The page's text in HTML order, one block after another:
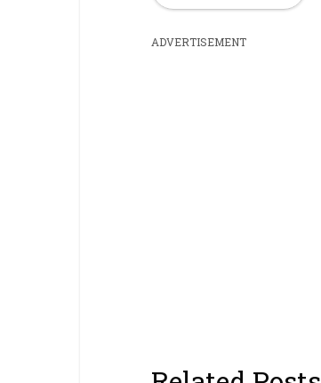
ADVERTISEMENT